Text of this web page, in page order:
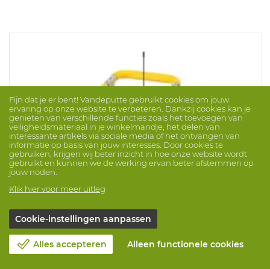
Gasdetector Rigrat Diffuus Lel Co H2S O2
Merk: BW ProdNr. 1064708
Fijn dat je er bent! Vandeputte gebruikt cookies om jouw
ervaring op onze website te verbeteren. Dankzij cookies kan je
genieten van verschillende functies zoals het toevoegen van
veiligheidsmateriaal in je winkelmandje, het delen van
interessante artikels via sociale media of het ontvangen van
informatie op basis van jouw interesses. Door cookies te
gebruiken, krijgen wij beter inzicht in hoe onze website wordt
gebruikt en kunnen we de werking ervan beter afstemmen op
jouw noden.
Klik hier voor meer uitleg
Cookie-instellingen aanpassen
Alles accepteren Alleen functionele cookies